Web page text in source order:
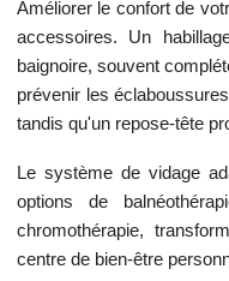
Améliorer le confort de
accessoires. Un
baignoire, souvent
prévenir les
tandis qu'un repose-tête
Le système de vidage
options de
chromothérapie,
centre de bien-être